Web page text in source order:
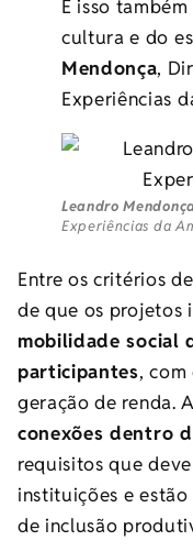
E isso
cultura e do
Mendonça,
Experiências
Leandro
Experiências da
Entre os critérios
de que os projetos
mobilidade social
participantes,
geração de renda.
conexões dentro
requisitos que
instituições e
de inclusão